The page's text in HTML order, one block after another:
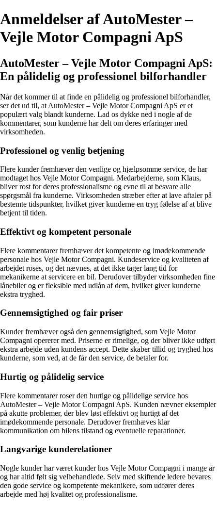
Anmeldelser af AutoMester –
Vejle Motor Compagni ApS
AutoMester – Vejle Motor Compagni ApS:
En pålidelig og professionel bilforhandler
Når det kommer til at finde en pålidelig og professionel bilforhandler,
ser det ud til, at AutoMester – Vejle Motor Compagni ApS er et
populært valg blandt kunderne. Lad os dykke ned i nogle af de
kommentarer, som kunderne har delt om deres erfaringer med
virksomheden.
Professionel og venlig betjening
Flere kunder fremhæver den venlige og hjælpsomme service, de har
modtaget hos Vejle Motor Compagni. Medarbejderne, som Klaus,
bliver rost for deres professionalisme og evne til at besvare alle
spørgsmål fra kunderne. Virksomheden stræber efter at lave aftaler på
bestemte tidspunkter, hvilket giver kunderne en tryg følelse af at blive
betjent til tiden.
Effektivt og kompetent personale
Flere kommentarer fremhæver det kompetente og imødekommende
personale hos Vejle Motor Compagni. Kundeservice og kvaliteten af
arbejdet roses, og det nævnes, at det ikke tager lang tid for
mekanikerne at servicere en bil. Derudover tilbyder virksomheden fine
lånebiler og er fleksible med udlån af dem, hvilket giver kunderne
ekstra tryghed.
Gennemsigtighed og fair priser
Kunder fremhæver også den gennemsigtighed, som Vejle Motor
Compagni opererer med. Priserne er rimelige, og der bliver ikke udført
ekstra arbejde uden kundens accept. Dette skaber tillid og tryghed hos
kunderne, som ved, at de får den service, de betaler for.
Hurtig og pålidelig service
Flere kommentarer roser den hurtige og pålidelige service hos
AutoMester – Vejle Motor Compagni ApS. Kunden nævner eksempler
på akutte problemer, der blev løst effektivt og hurtigt af det
imødekommende personale. Derudover fremhæves klar
kommunikation om bilens tilstand og eventuelle reparationer.
Langvarige kunderelationer
Nogle kunder har været kunder hos Vejle Motor Compagni i mange år
og har altid følt sig velbehandlede. Selv med skiftende ledere bevares
den gode service og kompetente mekanikere, som udfører deres
arbejde med høj kvalitet og professionalisme.